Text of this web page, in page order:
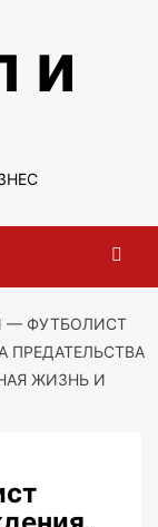
и
— ФУТБОЛИСТ
ПРЕДАТЕЛЬСТВА
ЖИЗНЬ И